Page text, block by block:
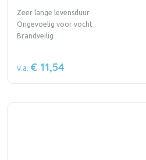
Zeer lange levensduur
Ongevoelig voor vocht
Brandveilig
v.a. € 11,54